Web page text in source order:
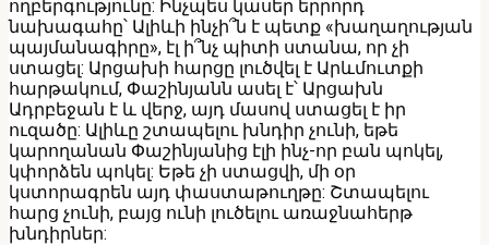
ողբերգությունը: Ինչպես կասեր երրորդ
նախագահը՝ Ալիևի ինչի՞ն է պետք «խաղաղության
պայմանագիրը», էլ ի՞նչ պիտի ստանա, որ չի
ստացել: Արցախի հարցը լուծվել է Արևմուտքի
հարթակում, Փաշինյանն ասել է՝ Արցախն
Ադրբեջան է և վերջ, այդ մասով ստացել է իր
ուզածը: Ալիևը շտապելու խնդիր չունի, եթե
կարողանան Փաշինյանից էլի ինչ-որ բան պոկել,
կփորձեն պոկել: Եթե չի ստացվի, մի օր
կստորագրեն այդ փաստաթուղթը: Շտապելու
հարց չունի, բայց ունի լուծելու առաջնահերթ
խնդիրներ: